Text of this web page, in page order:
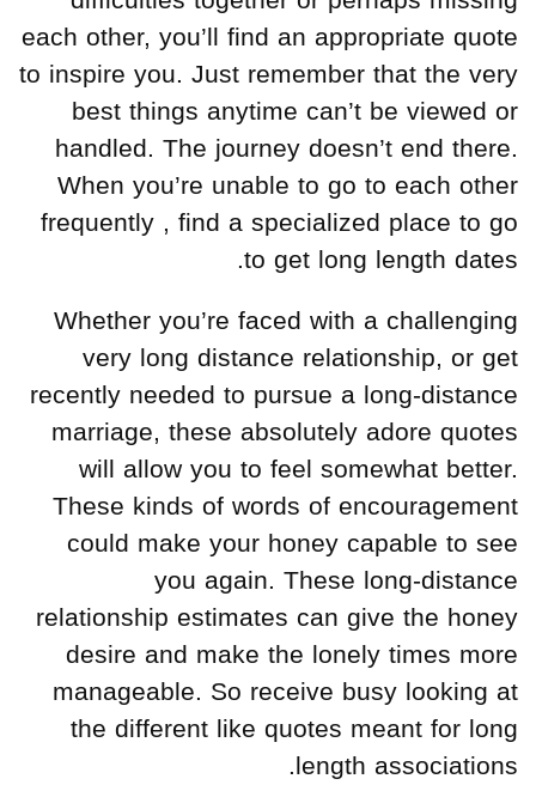
each other, you’ll find an appropriate quote
to inspire you. Just remember that the very
best things anytime can’t be viewed or
handled. The journey doesn’t end there.
When you’re unable to go to each other
frequently , find a specialized place to go
to get long length dates.
Whether you’re faced with a challenging
very long distance relationship, or get
recently needed to pursue a long-distance
marriage, these absolutely adore quotes
will allow you to feel somewhat better.
These kinds of words of encouragement
could make your honey capable to see
you again. These long-distance
relationship estimates can give the honey
desire and make the lonely times more
manageable. So receive busy looking at
the different like quotes meant for long
length associations.